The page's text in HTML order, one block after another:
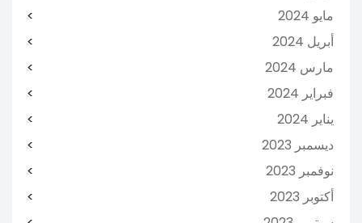
مايو 2024
أبريل 2024
مارس 2024
فبراير 2024
يناير 2024
ديسمبر 2023
نوفمبر 2023
أكتوبر 2023